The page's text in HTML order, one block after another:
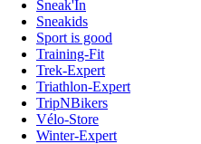
Sneak'In
Sneakids
Sport is good
Training-Fit
Trek-Expert
Triathlon-Expert
TripNBikers
Vélo-Store
Winter-Expert